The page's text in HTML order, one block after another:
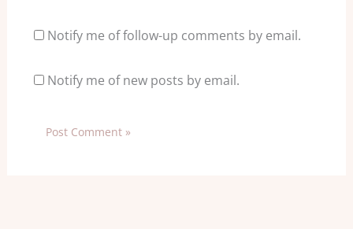
Notify me of follow-up comments by email.
Notify me of new posts by email.